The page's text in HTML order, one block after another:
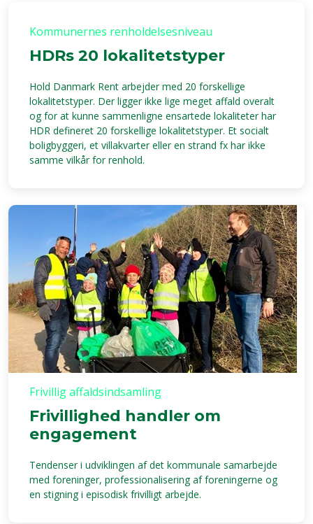
Kommunernes renholdelsesniveau
HDRs 20 lokalitetstyper
Hold Danmark Rent arbejder med 20 forskellige
lokalitetstyper. Der ligger ikke lige meget affald overalt
og for at kunne sammenligne ensartede lokaliteter har
HDR defineret 20 forskellige lokalitetstyper. Et socialt
boligbyggeri, et villakvarter eller en strand fx har ikke
samme vilkår for renhold.
Frivillig affaldsindsamling
Frivillighed handler om
engagement
Tendenser i udviklingen af det kommunale samarbejde
med foreninger, professionalisering af foreningerne og
en stigning i episodisk frivilligt arbejde.